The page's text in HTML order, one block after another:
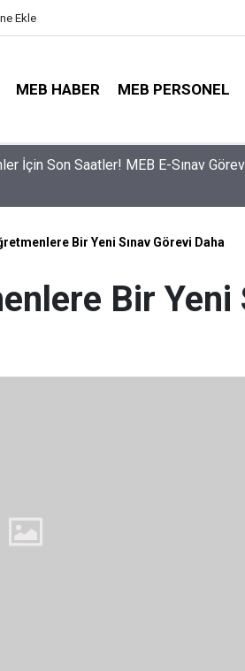
Ekle
MEB HABER MEB PERSONEL
Sinyali Verildi: İşte MEB’in En Çok
Bir Yeni Sınav Görevi Daha
Bir Yeni